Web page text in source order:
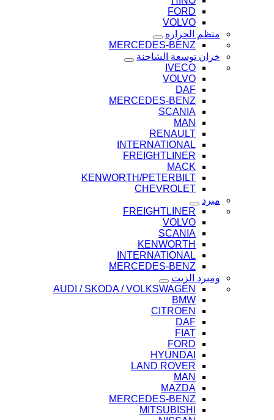
FORD
VOLVO
منظم الحراره
MERCEDES-BENZ
خزان توسعة الشاحنة
IVECO
VOLVO
DAF
MERCEDES-BENZ
SCANIA
MAN
RENAULT
INTERNATIONAL
FREIGHTLINER
MACK
KENWORTH/PETERBILT
CHEVROLET
مبرد
FREIGHTLINER
VOLVO
SCANIA
KENWORTH
INTERNATIONAL
MERCEDES-BENZ
ومبرد الزيت
AUDI / SKODA / VOLKSWAGEN
BMW
CITROEN
DAF
FIAT
FORD
HYUNDAI
LAND ROVER
MAN
MAZDA
MERCEDES-BENZ
MITSUBISHI